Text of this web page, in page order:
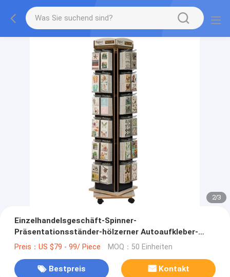
2/3
Einzelhandelsgeschäft-Spinner-
Präsentationsständer-hölzerner Autoaufkleber-
Präsentationsständer
Preis：US $79 - 99/ Piece MOQ：50 Einheiten
Bestpreis Kontakt